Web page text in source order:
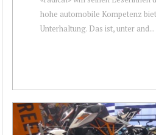
hohe automobile Kompetenz
Unterhaltung. Das ist, unter and...